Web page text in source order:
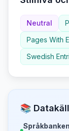
Neutral
Pages With
Swedish
📚
Språkbanken